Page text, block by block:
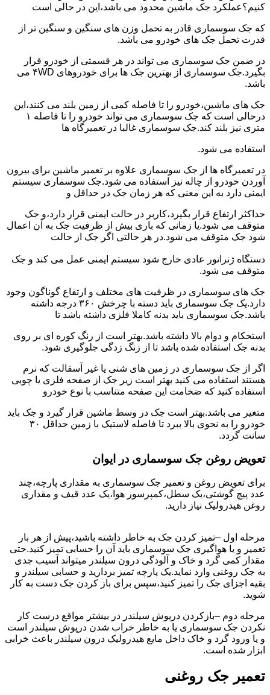
کنیم؟عملکرد جک ماشین محدود می باشد،این در حالی است
که جک سوسماری قادر به تحمل وزن های سنگین و سنگین تر از
قدرت تحمل جک های خودرو می باشد.
در ضمن جک سوسماری می تواند در هر قسمتی از خودرو قرار
بگیرد.جک سوسماری از بهترین جک ها برای خودروهای ۴WD می
باشد.
جک های ماشین،خودرو را تا فاصله کمی از زمین بلند می کنند،این
درحالی است که جک سوسماری می تواند خودرو را تا فاصله ۱
متری نیز بلند کند.جک سوسماری غالبا در تعمیرگاه ها
استفاده می شود.
در تعمیرگاه ها از جک سوسماری علاوه بر تعمیر ماشین برای بیرون
آوردن خودرو از چاله نیز استفاده می شود.جک سوسماری سیستم
ایمنی دارد به این معنی که هر زمان جک در حداقل و
حداکثر ارتفاع قرار بگیرد،کاربر در حالت ایمنی قرار دارد،و جک
متوقف می شود.یا زمانی که باری بیش از ظرفیت جک به آن اعمال
شود جک متوقف می شود.در هر حالتی اگر جک از حالت
دستگاه ژنراتور عادی خارج شود سیستم ایمنی عمل می کند و جک
متوقف می شود.
جک های سوسماری در ظرفیت های مختلف و ارتفاع گوناگون وجود
دارد.یک جک سوسماری باید دسته با چرخش ۳۶۰ درجه داشته
باشد.جک سوسماری باید بدنه کاملا فلزی داشته باشد تا
استحکام و دوام بالا داشته باشد.بهتر است از رنگ کوره ای بر روی
بدنه جک استفاده شده باشد تا از زنگ زدگی جلوگیری شود.
اگر از جک سوسماری در زمین های شنی یا غیر آسفالت که نرم
هستند استفاده می کنید بهتر است زیر جک از صفحه فلزی یا چوبی
استفاده کنید که ضخامت این صفحه متناسب با نوع خودرو
متغیر می باشد.بهتر است جک در وسط ماشین قرار گیرد و جک باید
خودرو را به نحوی بالا ببرد تا فاصله لاستیک با زمین حداقل ۳۰
سانت گردد.
تعویض روغن جک سوسماری در ایوان
برای تعویض روغن و تعمیر جک سوسماری به مقداری پارچه،چند
عدد پیچ گوشتی،یک سطل،کمپرسور هوا،یک عدد قیف و مقداری
روغن هیدرولیک نیاز دارید.
مرحله اول –تمیز کردن جک به خاطر داشته باشید،پیش از هر بار
تعمیر و یا هواگیری جک سوسماری باید آن را حسابی تمیز کنید.حتی
مقدار کمی گرد و خاک و آلودگی درون سیلندر میتواند آسیب جدی
به جک روغنی وارد نماید.یک پارچه تمیز بردارید و حسابی سیلندر و
بقیه اجزای جک را تمیز کنید،سپس برای باز کردن جک دست به کار
شوید.
مرحله دوم –بازکردن درپوش سیلندر در بیشتر مواقع درست کار
نکردن جک سوسماری یا به خاطر خراب شدن درپوش سیلندر است
و یا ورود گرد و خاک داخل مایع هیدرولیک درون سیلندر باعث خرابی
ابزار شده است.
تعمیر جک روغنی